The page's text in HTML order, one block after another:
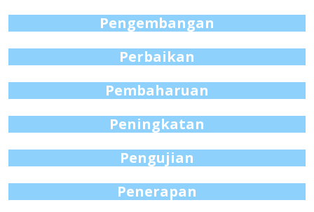
Pengembangan
Perbaikan
Pembaharuan
Peningkatan
Pengujian
Penerapan